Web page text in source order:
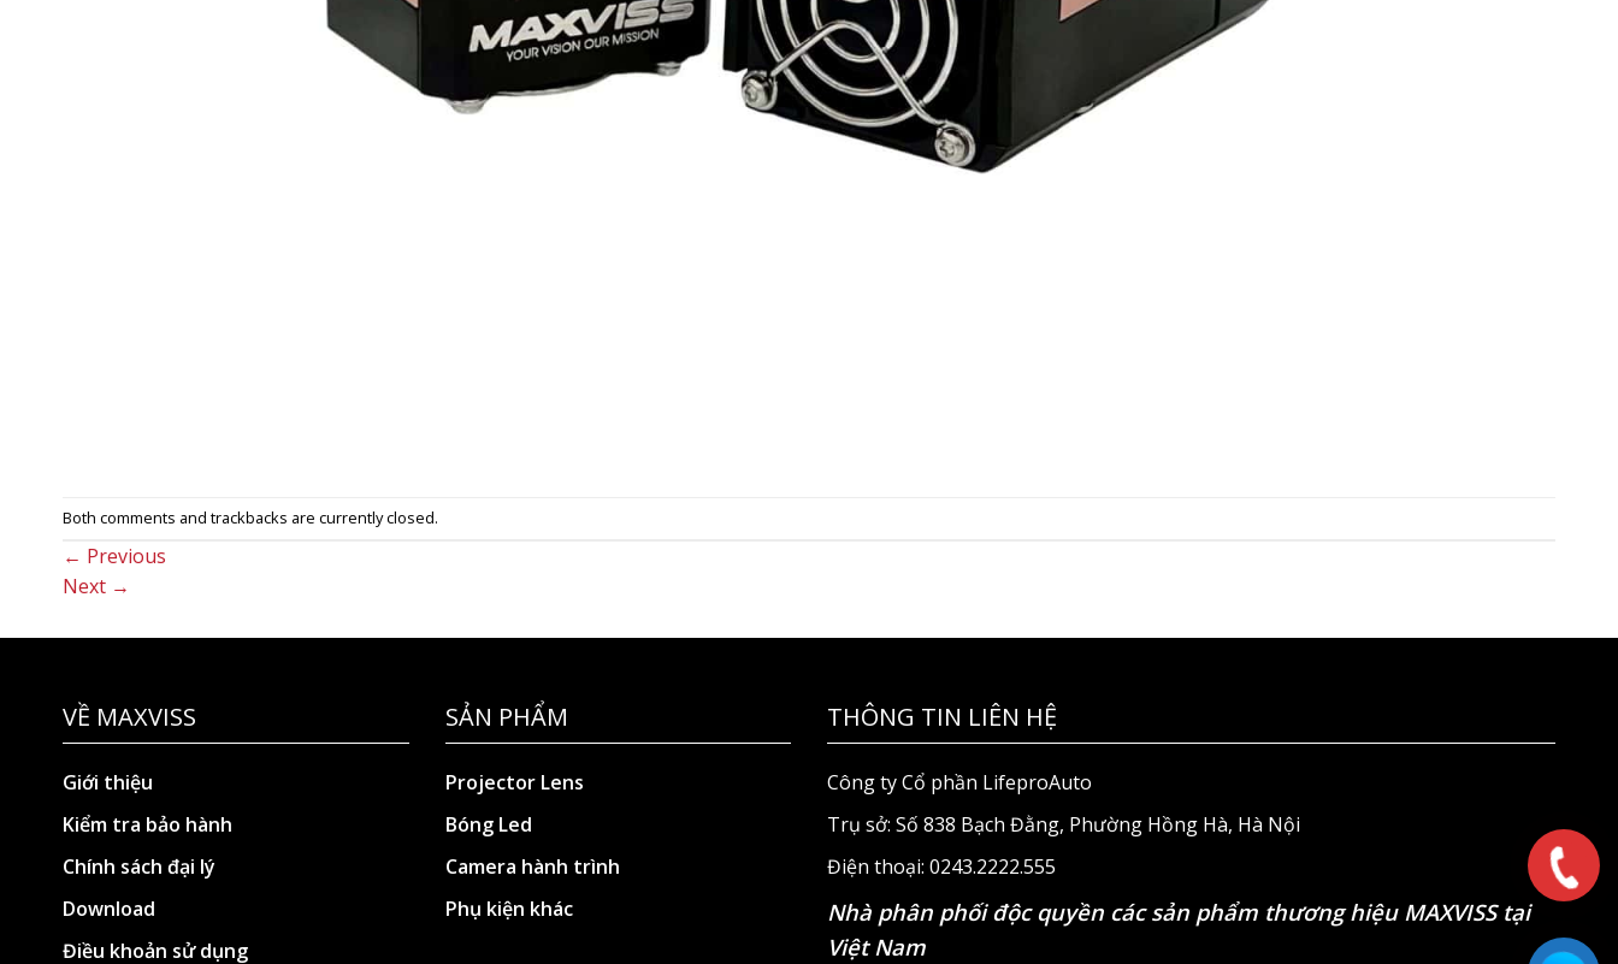
Both comments and trackbacks are currently closed.
← Previous
Next →
VỀ MAXVISS
Giới thiệu
Kiểm tra bảo hành
Chính sách đại lý
Download
Điều khoản sử dụng
SẢN PHẨM
Projector Lens
Bóng Led
Camera hành trình
Phụ kiện khác
THÔNG TIN LIÊN HỆ
Công ty Cổ phần LifeproAuto
Trụ sở: Số 838 Bạch Đằng, Phường Hồng Hà, Hà Nội
Điện thoại: 0243.2222.555
Nhà phân phối độc quyền các sản phẩm thương hiệu MAXVISS tại
Việt Nam